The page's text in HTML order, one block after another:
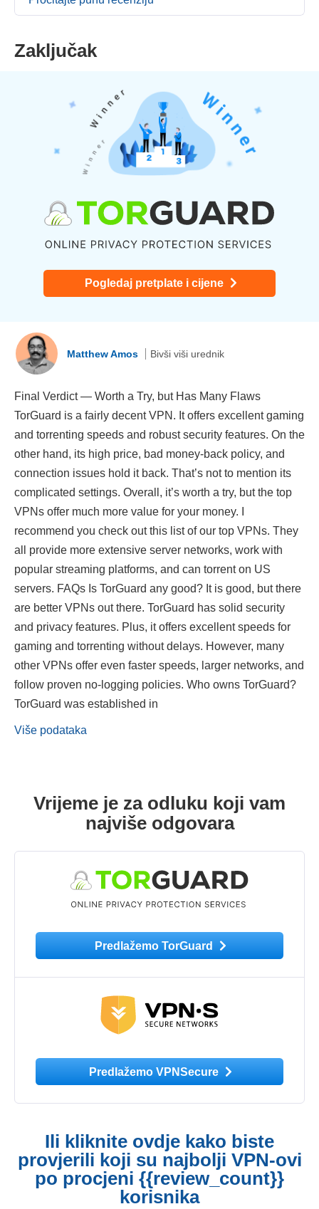
Zaključak
Pogledaj pretplate i cijene
Matthew Amos Bivši viši urednik
Final Verdict — Worth a Try, but Has Many Flaws
TorGuard is a fairly decent VPN. It offers excellent gaming
and torrenting speeds and robust security features. On the
other hand, its high price, bad money-back policy, and
connection issues hold it back. That’s not to mention its
complicated settings. Overall, it’s worth a try, but the top
VPNs offer much more value for your money. I
recommend you check out this list of our top VPNs. They
all provide more extensive server networks, work with
popular streaming platforms, and can torrent on US
servers. FAQs Is TorGuard any good? It is good, but there
are better VPNs out there. TorGuard has solid security
and privacy features. Plus, it offers excellent speeds for
gaming and torrenting without delays. However, many
other VPNs offer even faster speeds, larger networks, and
follow proven no-logging policies. Who owns TorGuard?
TorGuard was established in
Više podataka
Vrijeme je za odluku koji vam
najviše odgovara
Predlažemo TorGuard
Predlažemo VPNSecure
Ili kliknite ovdje kako biste
provjerili koji su najbolji VPN-ovi
po procjeni {{review_count}}
korisnika